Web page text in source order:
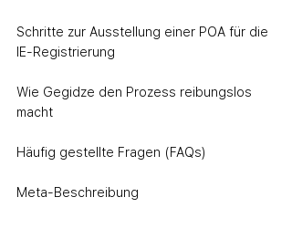
Schritte zur Ausstellung einer POA für die
IE-Registrierung
Wie Gegidze den Prozess reibungslos
macht
Häufig gestellte Fragen (FAQs)
Meta-Beschreibung